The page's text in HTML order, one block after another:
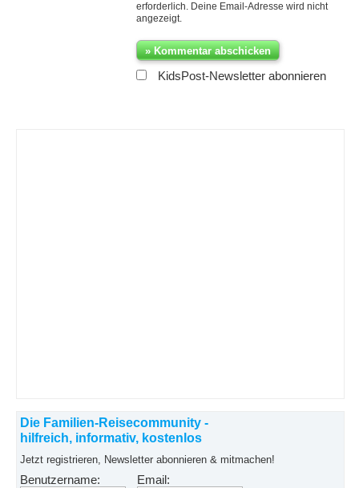
erforderlich. Deine Email-Adresse wird nicht
angezeigt.
KidsPost-Newsletter abonnieren
Die Familien-Reisecommunity -
hilfreich, informativ, kostenlos
Jetzt registrieren, Newsletter abonnieren & mitmachen!
Benutzername: Email: